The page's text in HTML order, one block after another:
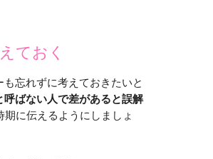
ておく
忘れずに考えておきたいと
ばない人で差があると誤解
に伝えるようにしましょ